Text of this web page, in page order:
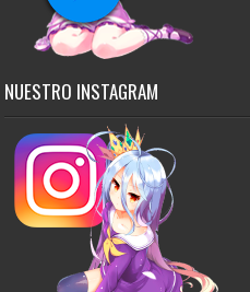
NUESTRO INSTAGRAM